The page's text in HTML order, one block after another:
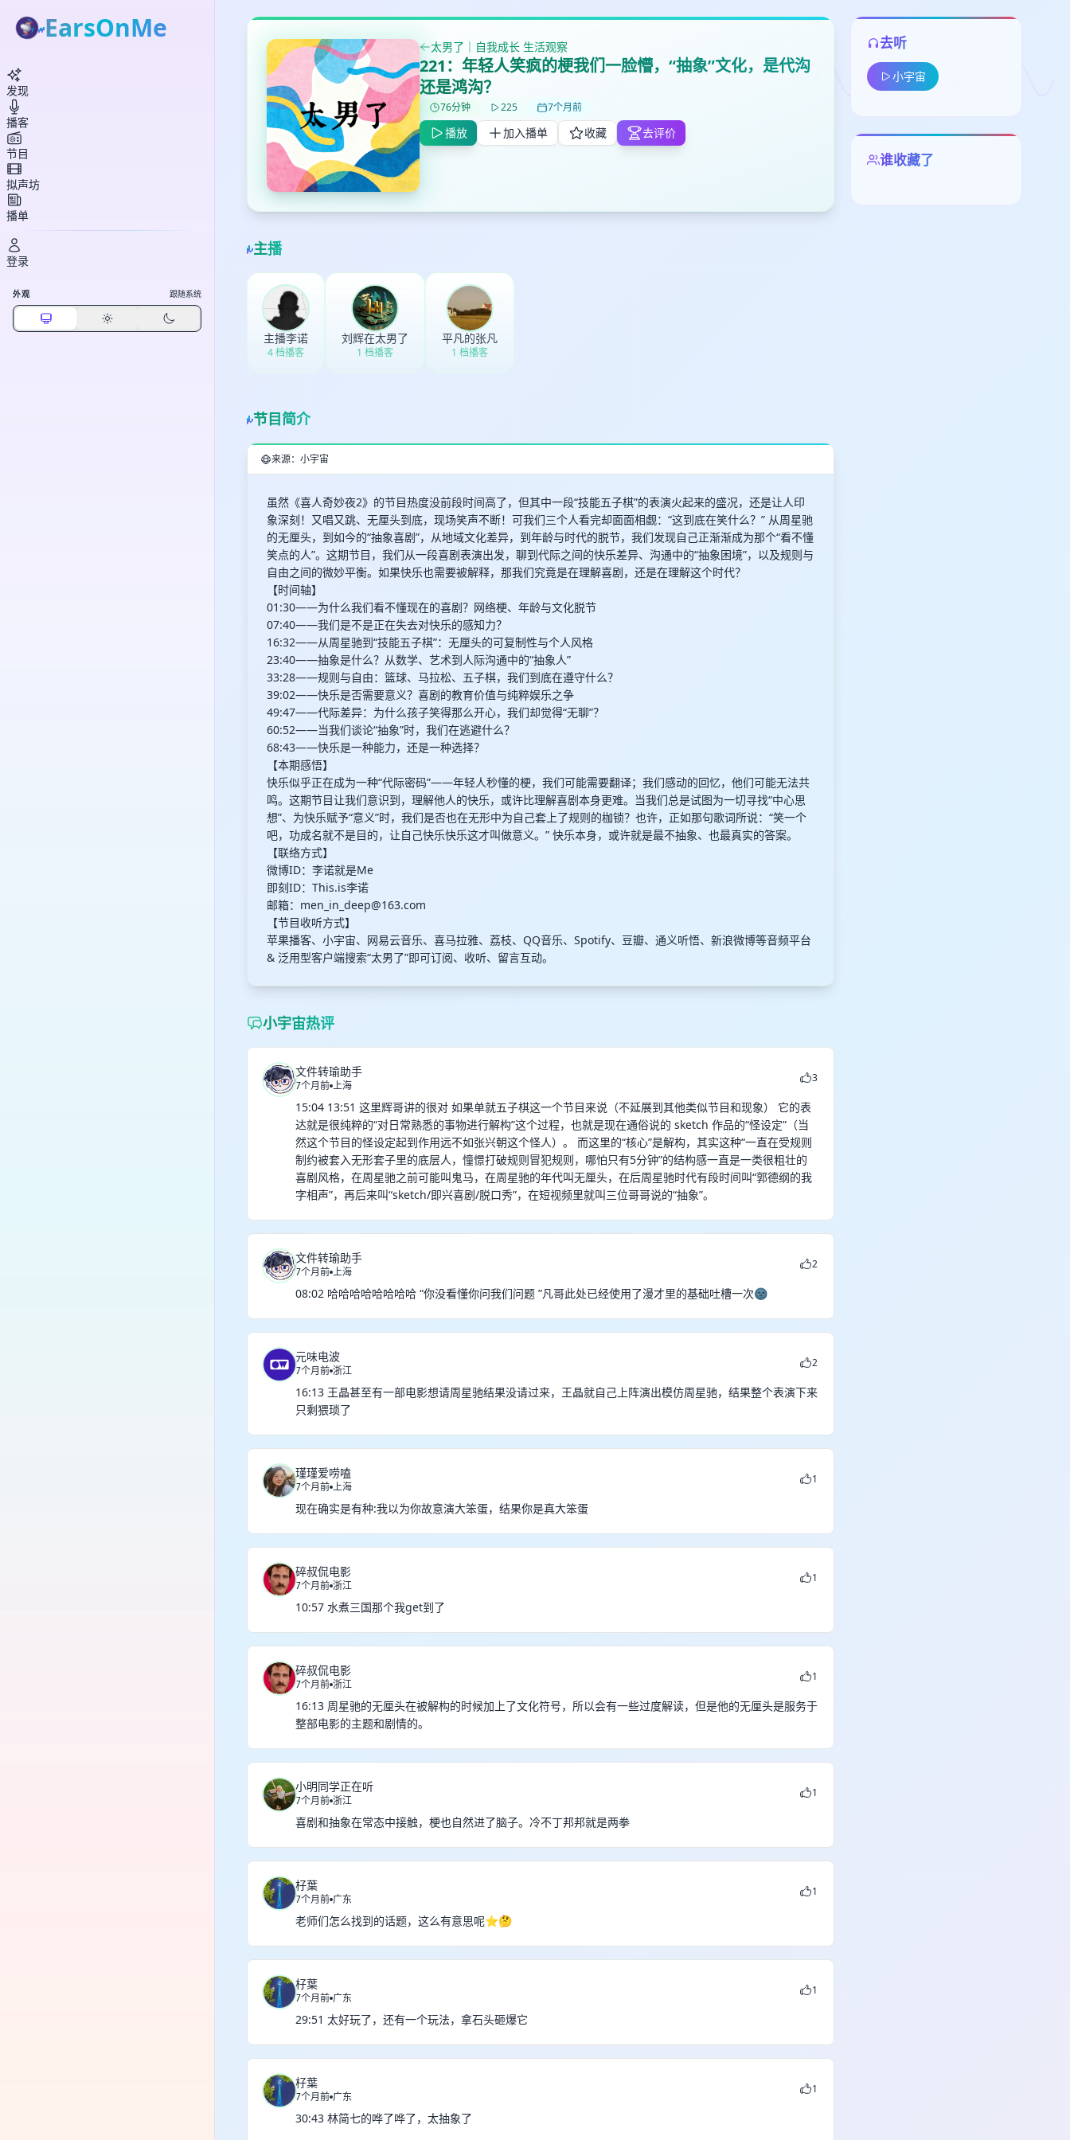
太男了｜自我成长 生活观察
221：年轻人笑疯的梗我们一脸懵，“抽象”文化，是代沟
还是鸿沟？
76分钟 225 7个月前
播放 加入播单 收藏 去评价
主播
主播李诺
4 档播客
刘辉在太男了
1 档播客
平凡的张凡
1 档播客
节目简介
来源：小宇宙
虽然《喜人奇妙夜2》的节目热度没前段时间高了，但其中一段“技能五子棋”的表演火起来的盛况，还是让人印
象深刻！又唱又跳、无厘头到底，现场笑声不断！可我们三个人看完却面面相觑：“这到底在笑什么？” 从周星驰
的无厘头，到如今的“抽象喜剧”，从地域文化差异，到年龄与时代的脱节，我们发现自己正渐渐成为那个“看不懂
笑点的人”。这期节目，我们从一段喜剧表演出发，聊到代际之间的快乐差异、沟通中的“抽象困境”，以及规则与
自由之间的微妙平衡。如果快乐也需要被解释，那我们究竟是在理解喜剧，还是在理解这个时代？
【时间轴】
01:30——为什么我们看不懂现在的喜剧？网络梗、年龄与文化脱节
07:40——我们是不是正在失去对快乐的感知力？
16:32——从周星驰到“技能五子棋”：无厘头的可复制性与个人风格
23:40——抽象是什么？从数学、艺术到人际沟通中的“抽象人”
33:28——规则与自由：篮球、马拉松、五子棋，我们到底在遵守什么？
39:02——快乐是否需要意义？喜剧的教育价值与纯粹娱乐之争
49:47——代际差异：为什么孩子笑得那么开心，我们却觉得“无聊”？
60:52——当我们谈论“抽象”时，我们在逃避什么？
68:43——快乐是一种能力，还是一种选择？
【本期感悟】
快乐似乎正在成为一种“代际密码”——年轻人秒懂的梗，我们可能需要翻译；我们感动的回忆，他们可能无法共
鸣。这期节目让我们意识到，理解他人的快乐，或许比理解喜剧本身更难。当我们总是试图为一切寻找“中心思
想”、为快乐赋予“意义”时，我们是否也在无形中为自己套上了规则的枷锁？也许，正如那句歌词所说：“笑一个
吧，功成名就不是目的，让自己快乐快乐这才叫做意义。” 快乐本身，或许就是最不抽象、也最真实的答案。
【联络方式】
微博ID：李诺就是Me
即刻ID：This.is李诺
邮箱： men_in_deep@163.com
【节目收听方式】
苹果播客、小宇宙、网易云音乐、喜马拉雅、荔枝、QQ音乐、Spotify、豆瓣、通义听悟、新浪微博等音频平台
& 泛用型客户端搜索“太男了”即可订阅、收听、留言互动。
小宇宙热评
文件转瑜助手
7个月前 上海
3
15:04 13:51 这里辉哥讲的很对 如果单就五子棋这一个节目来说（不延展到其他类似节目和现象） 它的表
达就是很纯粹的“对日常熟悉的事物进行解构”这个过程，也就是现在通俗说的 sketch 作品的“怪设定”（当
然这个节目的怪设定起到作用远不如张兴朝这个怪人）。 而这里的“核心”是解构，其实这种“一直在受规则
制约被套入无形套子里的底层人，憧憬打破规则冒犯规则，哪怕只有5分钟”的结构感一直是一类很粗壮的
喜剧风格，在周星驰之前可能叫鬼马，在周星驰的年代叫无厘头，在后周星驰时代有段时间叫“郭德纲的我
字相声”，再后来叫“sketch/即兴喜剧/脱口秀”，在短视频里就叫三位哥哥说的“抽象”。
文件转瑜助手
7个月前 上海
2
08:02 哈哈哈哈哈哈哈哈 “你没看懂你问我们问题 ”凡哥此处已经使用了漫才里的基础吐槽一次🌚
元味电波
7个月前 浙江
2
16:13 王晶甚至有一部电影想请周星驰结果没请过来，王晶就自己上阵演出模仿周星驰，结果整个表演下来
只剩猥琐了
瑾瑾爱唠嗑
7个月前 上海
1
现在确实是有种:我以为你故意演大笨蛋，结果你是真大笨蛋
碎叔侃电影
7个月前 浙江
1
10:57 水煮三国那个我get到了
碎叔侃电影
7个月前 浙江
1
16:13 周星驰的无厘头在被解构的时候加上了文化符号，所以会有一些过度解读，但是他的无厘头是服务于
整部电影的主题和剧情的。
小明同学正在听
7个月前 浙江
1
喜剧和抽象在常态中接触，梗也自然进了脑子。冷不丁邦邦就是两拳
杍葉
7个月前 广东
1
老师们怎么找到的话题，这么有意思呢⭐🤔
杍葉
7个月前 广东
1
29:51 太好玩了，还有一个玩法，拿石头砸爆它
杍葉
7个月前 广东
1
30:43 林简七的哗了哗了，太抽象了
去听
小宇宙
谁收藏了
打分
鼠标下留人
最长200字
删除确认
EarsOnMe
发现
播客
节目
拟声坊
播单
登录
外观 跟随系统
加入播单
创建